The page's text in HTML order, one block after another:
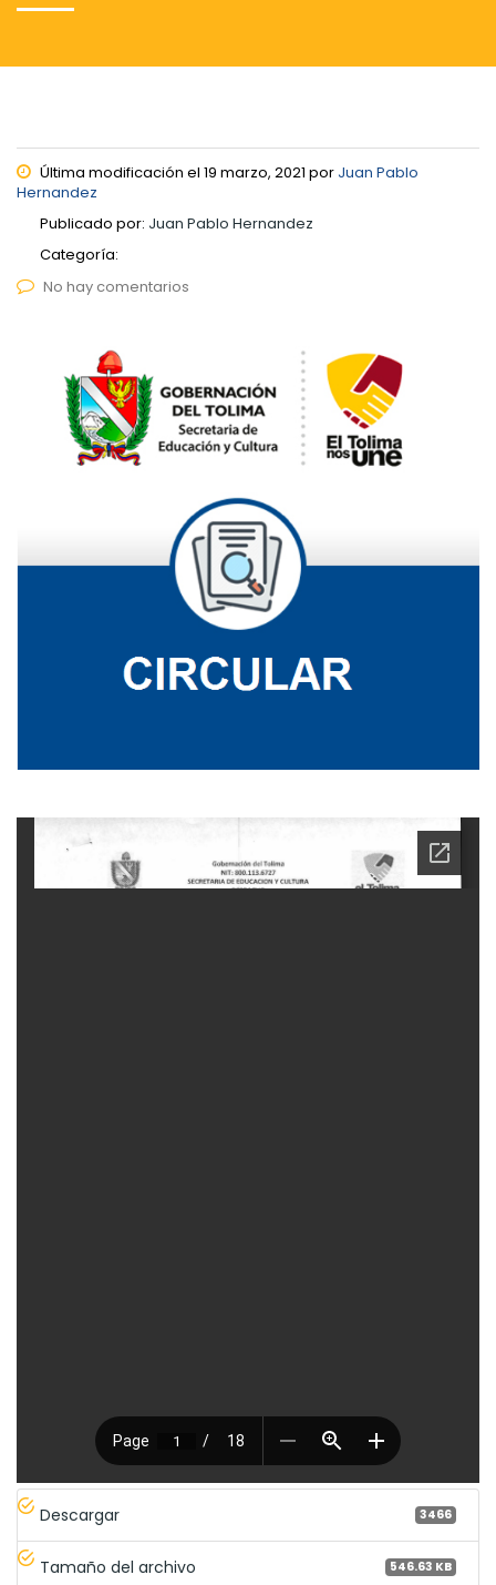
Última modificación el 19 marzo, 2021 por Juan Pablo
Hernandez
Publicado por: Juan Pablo Hernandez
Categoría:
No hay comentarios
Descargar 3466
Tamaño del archivo 546.63 KB